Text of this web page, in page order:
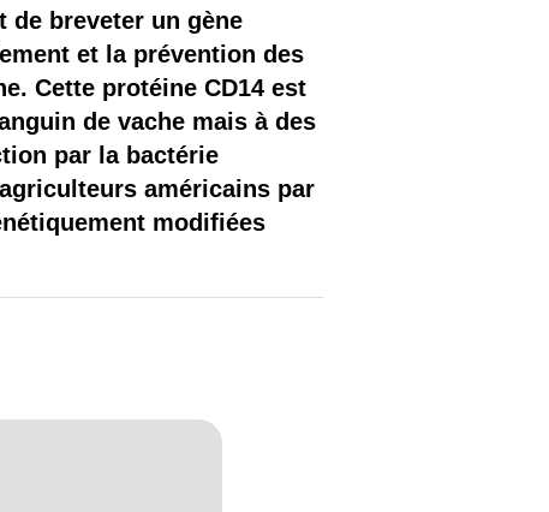
de breveter un gène
et la prévention des
Cette protéine CD14 est
de vache mais à des
par la bactérie
américains par
modifiées